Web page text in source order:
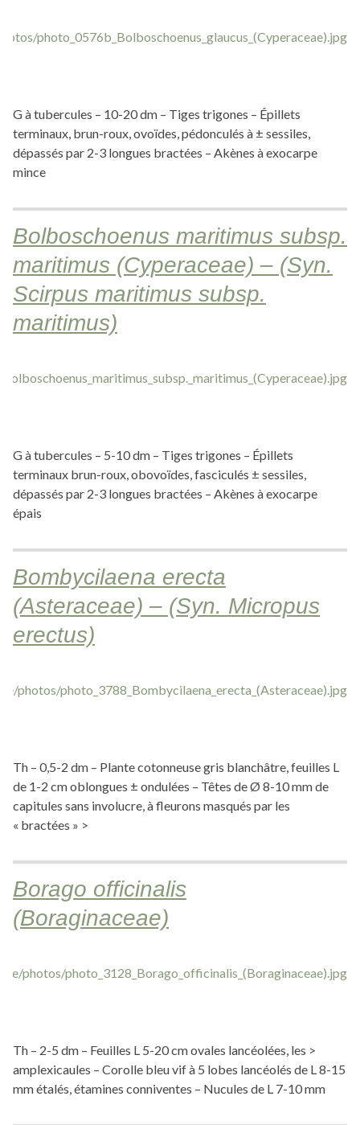
G à tubercules – 10-20 dm – Tiges trigones – Épillets
terminaux, brun-roux, ovoïdes, pédonculés à ± sessiles,
dépassés par 2-3 longues bractées – Akènes à exocarpe
mince
Bolboschoenus maritimus subsp.
maritimus (Cyperaceae) – (Syn.
Scirpus maritimus subsp.
maritimus)
G à tubercules – 5-10 dm – Tiges trigones – Épillets
terminaux brun-roux, obovoïdes, fasciculés ± sessiles,
dépassés par 2-3 longues bractées – Akènes à exocarpe
épais
Bombycilaena erecta
(Asteraceae) – (Syn. Micropus
erectus)
Th – 0,5-2 dm – Plante cotonneuse gris blanchâtre, feuilles L
de 1-2 cm oblongues ± ondulées – Têtes de Ø 8-10 mm de
capitules sans involucre, à fleurons masqués par les
« bractées » >
Borago officinalis
(Boraginaceae)
Th – 2-5 dm – Feuilles L 5-20 cm ovales lancéolées, les >
amplexicaules – Corolle bleu vif à 5 lobes lancéolés de L 8-15
mm étalés, étamines conniventes – Nucules de L 7-10 mm